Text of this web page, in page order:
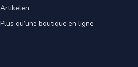
Artikelen
Plus qu’une boutique en ligne